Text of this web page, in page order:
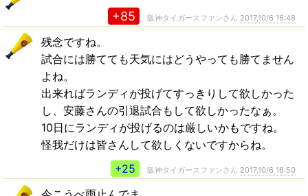
+85 阪神タイガースファンさん 2017,10/6 16:48
残念ですね。
試合には勝てても天気にはどうやっても勝てません
よね。
出来ればランディが投げてすっきりして欲しかった
し、安藤さんの引退試合もして欲しかったなぁ。
10日にランディが投げるのは厳しいかもですね。
怪我だけは皆さんして欲しくないですからね。
+25
阪神タイガースファンさん 2017,10/6 16:50